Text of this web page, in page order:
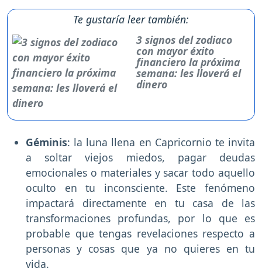
Te gustaría leer también:
3 signos del zodiaco
con mayor éxito
financiero la próxima
semana: les lloverá el
dinero
Géminis: la luna llena en Capricornio te invita
a soltar viejos miedos, pagar deudas
emocionales o materiales y sacar todo aquello
oculto en tu inconsciente. Este fenómeno
impactará directamente en tu casa de las
transformaciones profundas, por lo que es
probable que tengas revelaciones respecto a
personas y cosas que ya no quieres en tu
vida.